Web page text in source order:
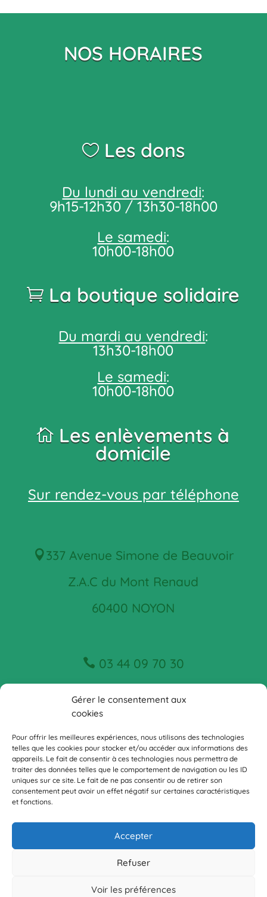
Gérer le consentement aux
cookies
Pour offrir les meilleures expériences, nous utilisons des technologies
telles que les cookies pour stocker et/ou accéder aux informations des
appareils. Le fait de consentir à ces technologies nous permettra de
traiter des données telles que le comportement de navigation ou les ID
uniques sur ce site. Le fait de ne pas consentir ou de retirer son
consentement peut avoir un effet négatif sur certaines caractéristiques
et fonctions.
Accepter
Refuser
Voir les préférences
NOS HORAIRES
Les dons
Du lundi au vendredi:
9h15-12h30 / 13h30-18h00
Le samedi:
10h00-18h00
La boutique solidaire
Du mardi au vendredi:
13h30-18h00
Le samedi:
10h00-18h00
Les enlèvements à
domicile
Sur rendez-vous par téléphone
337 Avenue Simone de Beauvoir
Z.A.C du Mont Renaud
60400 NOYON
03 44 09 70 30
contact@recyclerienoyon.fr
Recyclerie du Pays Noyonnais
Mentions légales| Site créé par
Wilfrid Diglé
SANEF Solidaire|Nos partenaires